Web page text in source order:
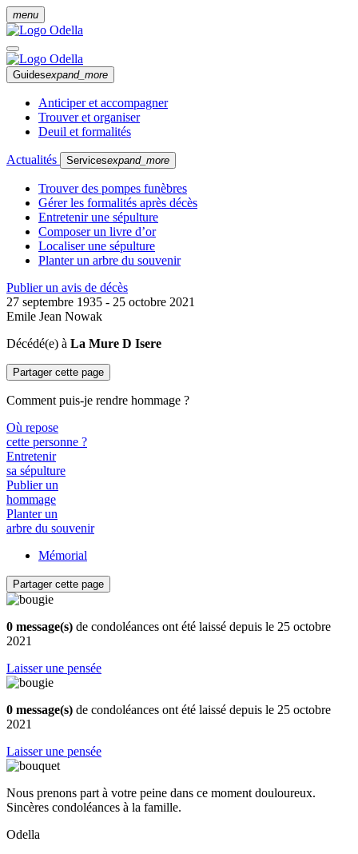
menu
Guidesexpand_more
Anticiper et accompagner
Trouver et organiser
Deuil et formalités
Actualités Servicesexpand_more
Trouver des pompes funèbres
Gérer les formalités après décès
Entretenir une sépulture
Composer un livre d’or
Localiser une sépulture
Planter un arbre du souvenir
Publier un avis de décès
27 septembre 1935 - 25 octobre 2021
Emile Jean Nowak
Décédé(e) à La Mure D Isere
Partager cette page
Comment puis-je rendre hommage ?
Où repose
cette personne ?
Entretenir
sa sépulture
Publier un
hommage
Planter un
arbre du souvenir
Mémorial
Partager cette page
0 message(s) de condoléances ont été laissé depuis le 25 octobre
2021
Laisser une pensée
0 message(s) de condoléances ont été laissé depuis le 25 octobre
2021
Laisser une pensée
Nous prenons part à votre peine dans ce moment douloureux.
Sincères condoléances à la famille.
Odella